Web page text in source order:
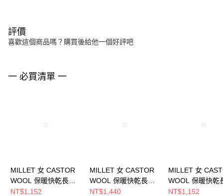
評價
喜歡這個商品嗎？購買後給他一個好評吧
一 必買清單 一
MILLET 女 CASTOR
WOOL 保暖快乾長上
衣 MIV01988N7317
NT$1,152
MILLET 女 CASTOR
WOOL 保暖快乾長上
衣 MIV01988N0247
NT$1,440
MILLET 女
WOOL 保暖快乾
衣
NT$1,152